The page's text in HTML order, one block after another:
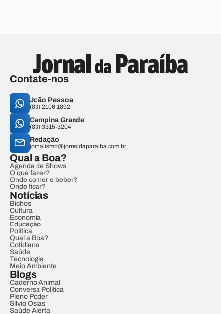
Contate-nos
João Pessoa
(83) 2106.1892
Campina Grande
(83) 3315-3204
Redação
jornalismo@jornaldaparaiba.com.br
Qual a Boa?
Agenda de Shows
O que fazer?
Onde comer e beber?
Onde ficar?
Notícias
Bichos
Cultura
Economia
Educação
Política
Qual a Boa?
Cotidiano
Saúde
Tecnologia
Meio Ambiente
Blogs
Caderno Animal
Conversa Política
Pleno Poder
Sílvio Osias
Saúde Alerta